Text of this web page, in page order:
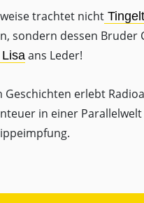
trachtet nicht
sondern dessen Bruder
Lisa ans Leder!
Geschichten erlebt
in einer